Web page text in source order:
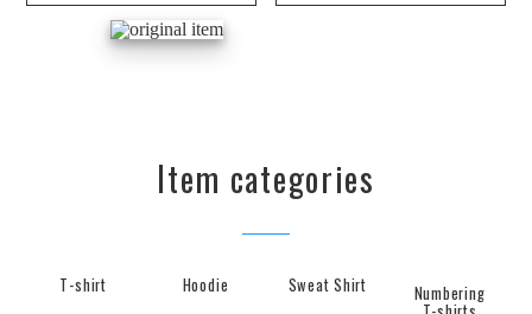
Item categories
T-shirt Hoodie Sweat Shirt Numbering